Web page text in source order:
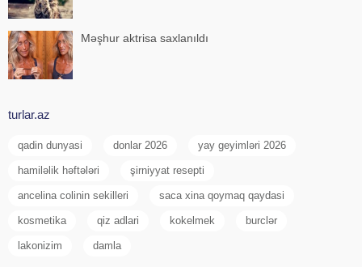
Məşhur aktrisa saxlanıldı
turlar.az
qadin dunyasi donlar 2026 yay geyimləri 2026
hamiləlik həftələri şirniyyat resepti
ancelina colinin sekilleri saca xina qoymaq qaydasi
kosmetika qiz adlari kokelmek burclər
lakonizim damla